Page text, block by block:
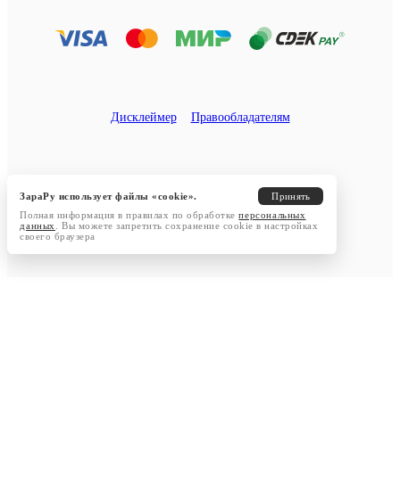
Дисклеймер Правообладателям
ЗараРу использует файлы «cookie».
Принять
Полная информация в правилах по обработкеперсональных
данных
. Вы можете запретить сохранение cookie в настройках
своего браузера